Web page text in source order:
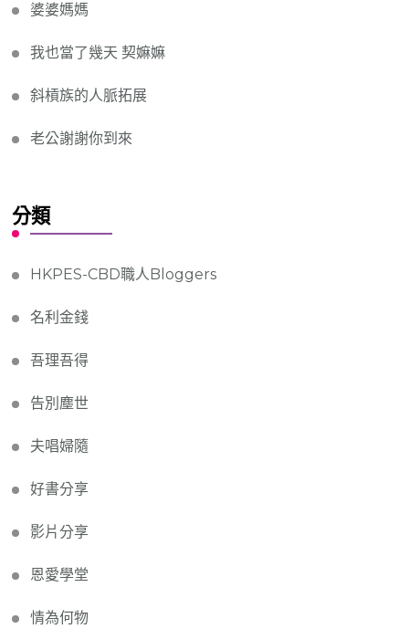
婆婆媽媽
我也當了幾天 契嫲嫲
斜槓族的人脈拓展
老公謝謝你到來
分類
HKPES-CBD職人Bloggers
名利金錢
吾理吾得
告別塵世
夫唱婦隨
好書分享
影片分享
恩愛學堂
情為何物